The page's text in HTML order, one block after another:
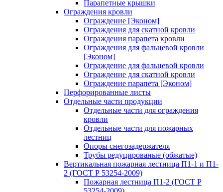
Парапетные крышки
Ограждения кровли
Ограждение [Эконом]
Ограждения для скатной кровли
Ограждения парапета кровли
Ограждения для фальцевой кровли
[Эконом]
Ограждение для фальцевой кровли
Ограждение для скатной кровли
Ограждение парапета [Эконом]
Перфорированные листы
Отдельные части продукции
Отдельные части для ограждения
кровли
Отдельные части для пожарных
лестниц
Опоры снегозадержателя
Трубы редуцированые (обжатые)
Вертикальная пожарная лестница П1-1 и П1-
2 (ГОСТ Р 53254-2009)
Пожарная лестница П1-2 (ГОСТ Р